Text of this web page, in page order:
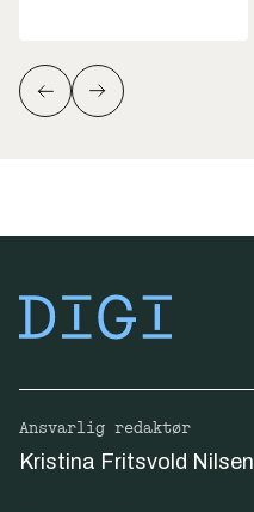
Ansvarlig redaktør
Kristina Fritsvold Nilsen